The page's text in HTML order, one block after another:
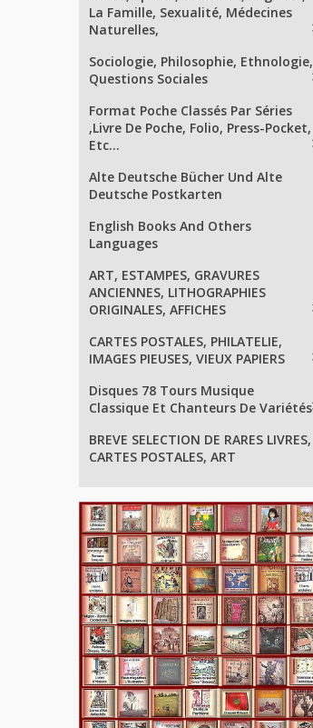
La Famille, Sexualité, Médecines
Naturelles,
Sociologie, Philosophie, Ethnologie,
Questions Sociales
Format Poche Classés Par Séries
,Livre De Poche, Folio, Press-Pocket,
Etc...
Alte Deutsche Bücher Und Alte
Deutsche Postkarten
English Books And Others
Languages
ART, ESTAMPES, GRAVURES
ANCIENNES, LITHOGRAPHIES
ORIGINALES, AFFICHES
CARTES POSTALES, PHILATELIE,
IMAGES PIEUSES, VIEUX PAPIERS
Disques 78 Tours Musique
Classique Et Chanteurs De Variétés
BREVE SELECTION DE RARES LIVRES,
CARTES POSTALES, ART